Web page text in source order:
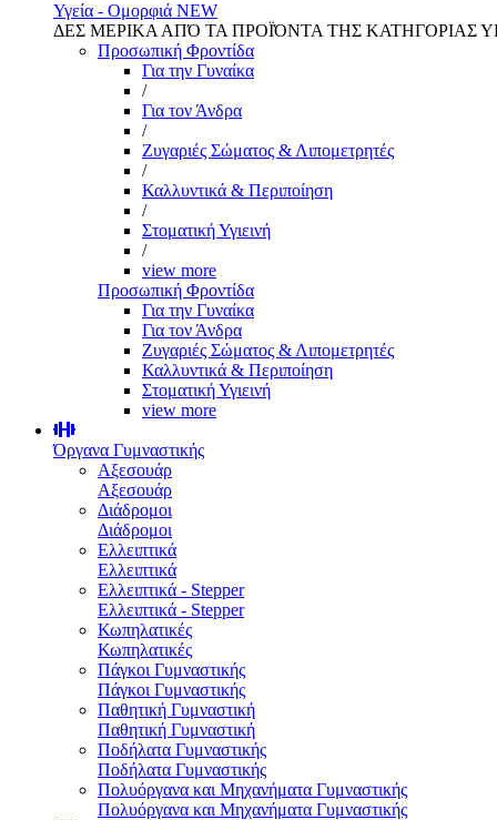
Υγεία - Ομορφιά NEW
ΔΕΣ ΜΕΡΙΚΑ ΑΠΌ ΤΑ ΠΡΟΪΌΝΤΑ ΤΗΣ ΚΑΤΗΓΟΡΙΑΣ
Προσωπική Φροντίδα
Για την Γυναίκα
/
Για τον Άνδρα
/
Ζυγαριές Σώματος & Λιπομετρητές
/
Καλλυντικά & Περιποίηση
/
Στοματική Υγιεινή
/
view more
Προσωπική Φροντίδα
Για την Γυναίκα
Για τον Άνδρα
Ζυγαριές Σώματος & Λιπομετρητές
Καλλυντικά & Περιποίηση
Στοματική Υγιεινή
view more
Όργανα Γυμναστικής
Αξεσουάρ
Αξεσουάρ
Διάδρομοι
Διάδρομοι
Ελλειπτικά
Ελλειπτικά
Ελλειπτικά - Stepper
Ελλειπτικά - Stepper
Κωπηλατικές
Κωπηλατικές
Πάγκοι Γυμναστικής
Πάγκοι Γυμναστικής
Παθητική Γυμναστική
Παθητική Γυμναστική
Ποδήλατα Γυμναστικής
Ποδήλατα Γυμναστικής
Πολυόργανα και Μηχανήματα Γυμναστικής
Πολυόργανα και Μηχανήματα Γυμναστικής